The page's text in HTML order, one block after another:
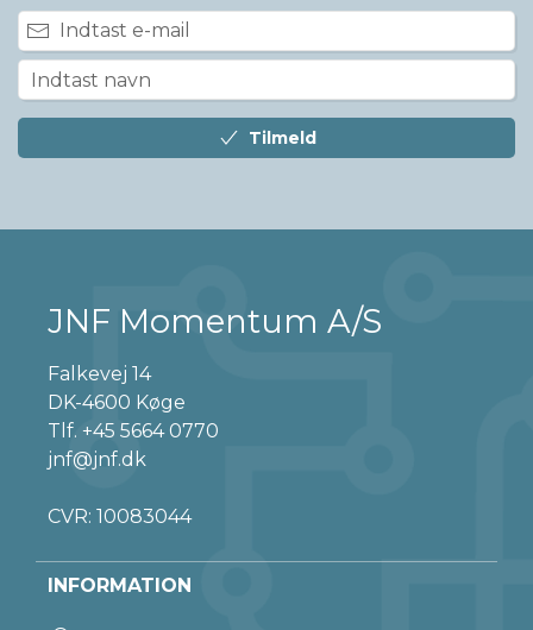
Tilmeld
JNF Momentum A/S
Falkevej 14
DK-4600 Køge
Tlf. +45 5664 0770
jnf@jnf.dk
CVR: 10083044
INFORMATION